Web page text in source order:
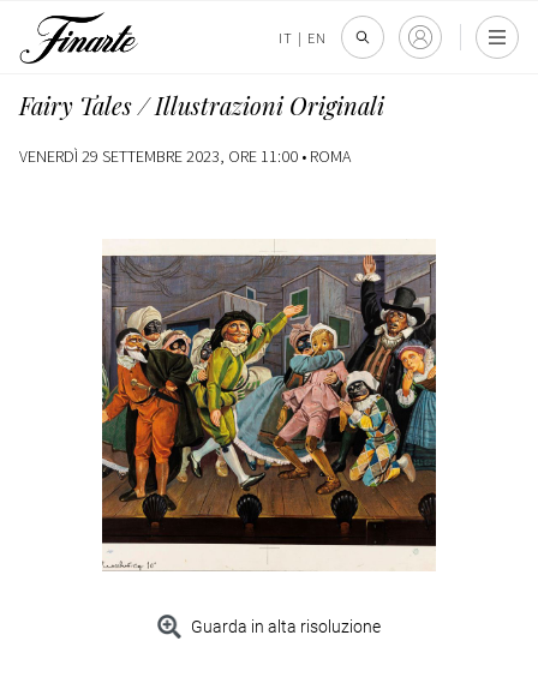
IT | EN
Fairy Tales / Illustrazioni Originali
VENERDÌ 29 SETTEMBRE 2023, ORE 11:00 • ROMA
Guarda in alta risoluzione